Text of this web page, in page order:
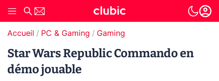
Accueil PC & Gaming Gaming
Star Wars Republic Commando en
démo jouable